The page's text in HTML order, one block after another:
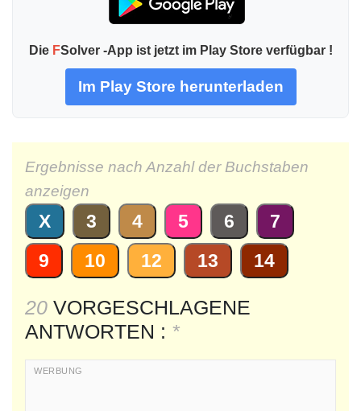
Die FSolver -App ist jetzt im Play Store verfügbar !
Im Play Store herunterladen
Ergebnisse nach Anzahl der Buchstaben
anzeigen
X 3 4 5 6
7
9
10 12 13 14
20 VORGESCHLAGENE
ANTWORTEN : *